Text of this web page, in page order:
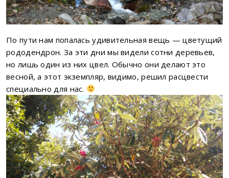
По пути нам попалась удивительная вещь — цветущий
рододендрон. За эти дни мы видели сотни деревьев,
но лишь один из них цвел. Обычно они делают это
весной, а этот экземпляр, видимо, решил расцвести
специально для нас.